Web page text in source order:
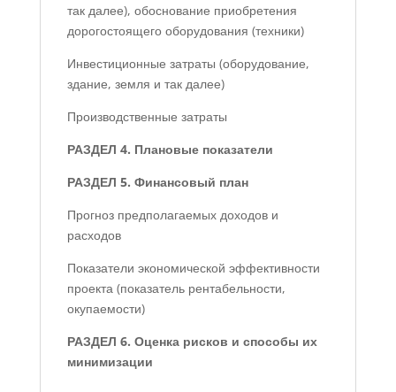
так далее), обоснование приобретения
дорогостоящего оборудования (техники)
Инвестиционные затраты (оборудование,
здание, земля и так далее)
Производственные затраты
РАЗДЕЛ 4. Плановые показатели
РАЗДЕЛ 5. Финансовый план
Прогноз предполагаемых доходов и
расходов
Показатели экономической эффективности
проекта (показатель рентабельности,
окупаемости)
РАЗДЕЛ 6. Оценка рисков и способы их
минимизации